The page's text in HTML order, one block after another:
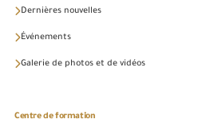
Dernières nouvelles
Événements
Galerie de photos et de vidéos
Centre de formation